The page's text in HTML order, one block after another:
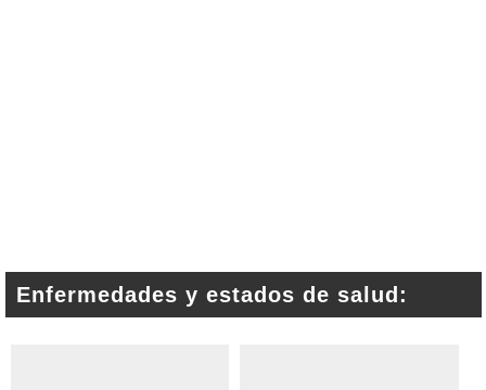
Enfermedades y estados de salud: